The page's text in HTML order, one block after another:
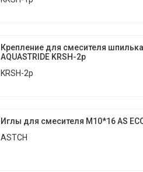
Крепление для смесителя
AQUASTRIDE KRSH-2p
KRSH-2p
Иглы для смесителя M10*16 AS
ASTCH